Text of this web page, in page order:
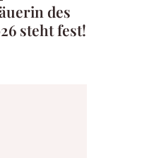
des
steht fest!